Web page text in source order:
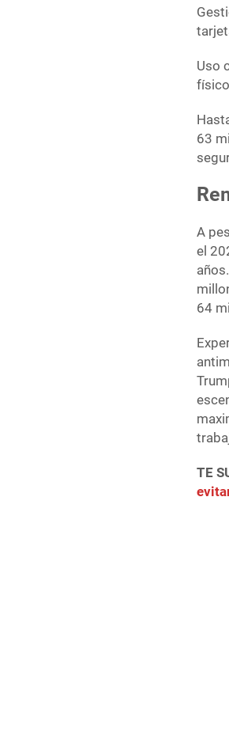
Uso
63
A
el
64
TE